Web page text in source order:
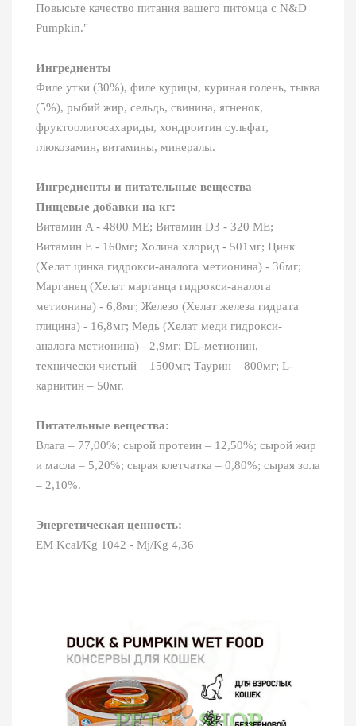
Повысьте качество питания вашего питомца с N&D
Pumpkin."
Ингредиенты
Филе утки (30%), филе курицы, куриная голень, тыква
(5%), рыбий жир, сельдь, свинина, ягненок,
фруктоолигосахариды, хондроитин сульфат,
глюкозамин, витамины, минералы.
Ингредиенты и питательные вещества
Пищевые добавки на кг:
Витамин A - 4800 МЕ; Витамин D3 - 320 МЕ;
Витамин E - 160мг; Холина хлорид - 501мг; Цинк
(Хелат цинка гидрокси-аналога метионина) - 36мг;
Марганец (Хелат марганца гидрокси-аналога
метионина) - 6,8мг; Железо (Хелат железа гидрата
глицина) - 16,8мг; Медь (Хелат меди гидрокси-
аналога метионина) - 2,9мг; DL-метионин,
технически чистый – 1500мг; Таурин – 800мг; L-
карнитин – 50мг.
Питательные вещества:
Влага – 77,00%; сырой протеин – 12,50%; сырой жир
и масла – 5,20%; сырая клетчатка – 0,80%; сырая зола
– 2,10%.
Энергетическая ценность:
EM Kcal/Kg 1042 - Mj/Kg 4,36